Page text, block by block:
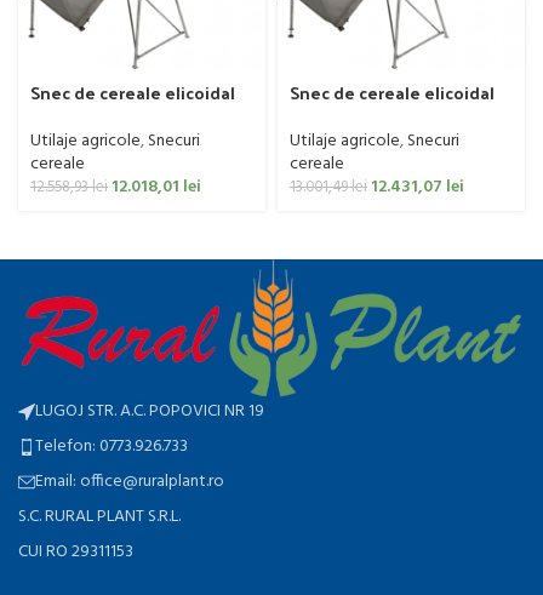
Snec de cereale elicoidal
T206/5, inox, 4 metri
Utilaje agricole,Snecuri
cereale
12.558,93lei 12.018,01 lei
Snec de cereale elicoidal
T206/5, inox, cu vana cu 3
cai, ON-OFF, 3 metri
Utilaje agricole,Snecuri
cereale
13.001,49lei 12.431,07 lei
LUGOJ STR. A.C. POPOVICI NR 19
Telefon: 0773.926.733
Email: office@ruralplant.ro
S.C. RURAL PLANT S.R.L.
CUI RO 29311153